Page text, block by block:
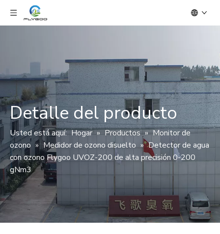
Detalle del producto
Usted está aquí: Hogar » Productos » Monitor de
ozono » Medidor de ozono disuelto » Detector de agua
con ozono Flygoo UVOZ-200 de alta precisión 0-200
gNm3